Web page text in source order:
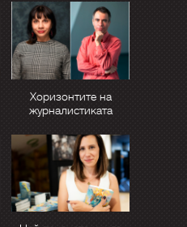
Хоризонтите на
журналистиката